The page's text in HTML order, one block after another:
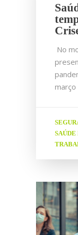
No
SAÚDE